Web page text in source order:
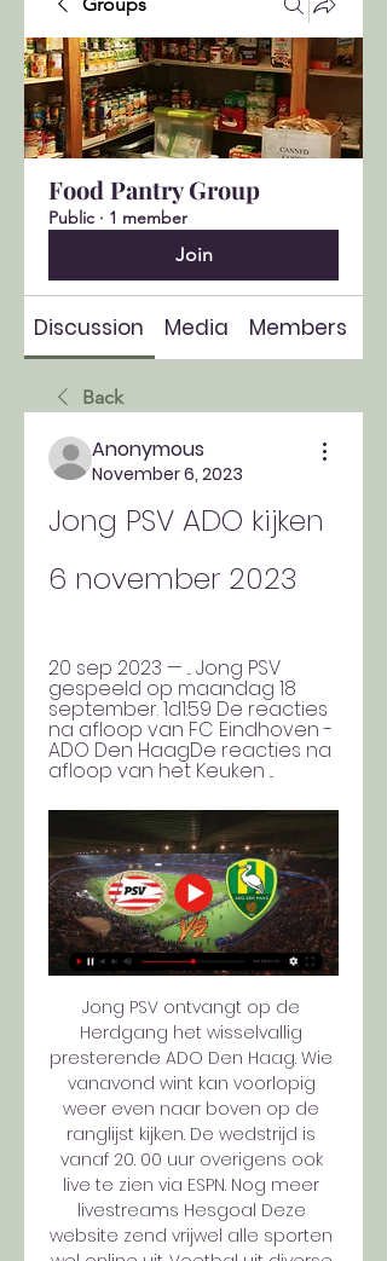
Food Pantry Group
Public · 1 member
Join
Discussion Media Members
Back
Anonymous
November 6, 2023
Jong PSV ADO kijken
6 november 2023
20 sep 2023 — ... Jong PSV
gespeeld op maandag 18
september. 1d1:59 De reacties
na afloop van FC Eindhoven -
ADO Den HaagDe reacties na
afloop van het Keuken ...
Jong PSV ontvangt op de
Herdgang het wisselvallig
presterende ADO Den Haag. Wie
vanavond wint kan voorlopig
weer even naar boven op de
ranglijst kijken. De wedstrijd is
vanaf 20. 00 uur overigens ook
live te zien via ESPN. Nog meer
livestreams Hesgoal Deze
website zend vrijwel alle sporten